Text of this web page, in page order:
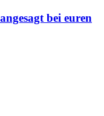
bei euren